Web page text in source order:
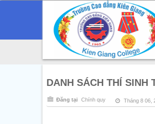
DANH SÁCH THÍ SINH
Đăng tại Chính quy Tháng 8 06,